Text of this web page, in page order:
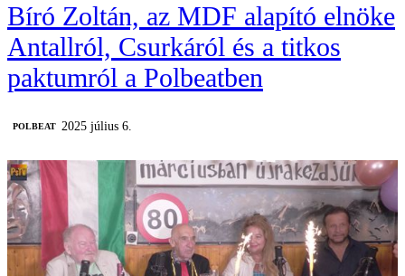
Bíró Zoltán, az MDF alapító elnöke
Antallról, Csurkáról és a titkos
paktumról a Polbeatben
‎POLBEAT 2025 július 6.